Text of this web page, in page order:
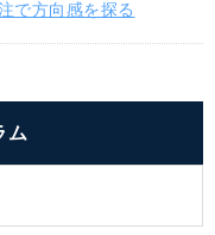
で方向感を探る
ム